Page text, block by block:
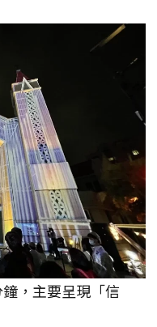
，主要呈現「信